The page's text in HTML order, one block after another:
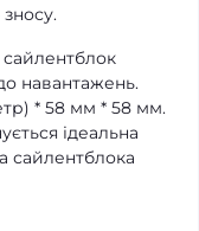
сайлентблок
до навантажень.
* 58 мм * 58 мм.
ідеальна
сайлентблока